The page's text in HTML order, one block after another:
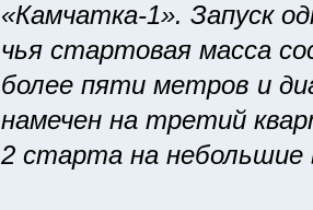
«Камчатка-1». Запуск
чья стартовая масса
более пяти метров и
намечен на третий
2 старта на